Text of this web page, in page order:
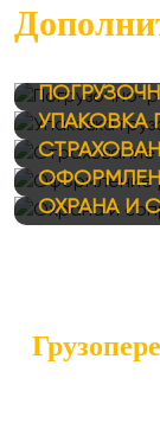
УПАКОВКА
ОХРАНА И